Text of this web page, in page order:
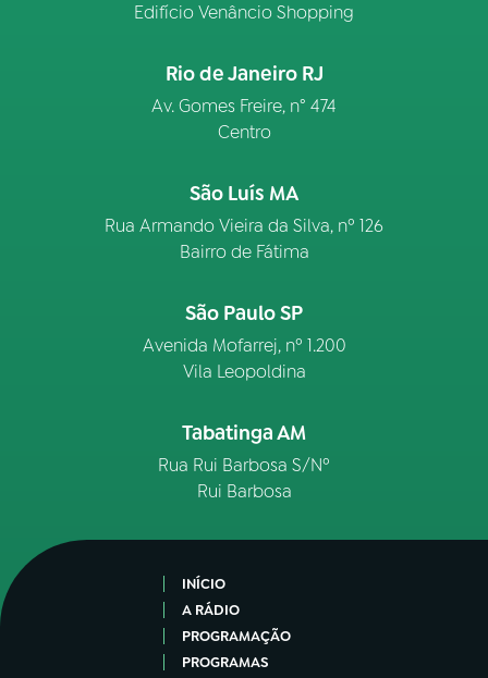
Edifício Venâncio Shopping
Rio de Janeiro RJ
Av. Gomes Freire, n° 474
Centro
São Luís MA
Rua Armando Vieira da Silva, nº 126
Bairro de Fátima
São Paulo SP
Avenida Mofarrej, nº 1.200
Vila Leopoldina
Tabatinga AM
Rua Rui Barbosa S/Nº
Rui Barbosa
INÍCIO
A RÁDIO
PROGRAMAÇÃO
PROGRAMAS